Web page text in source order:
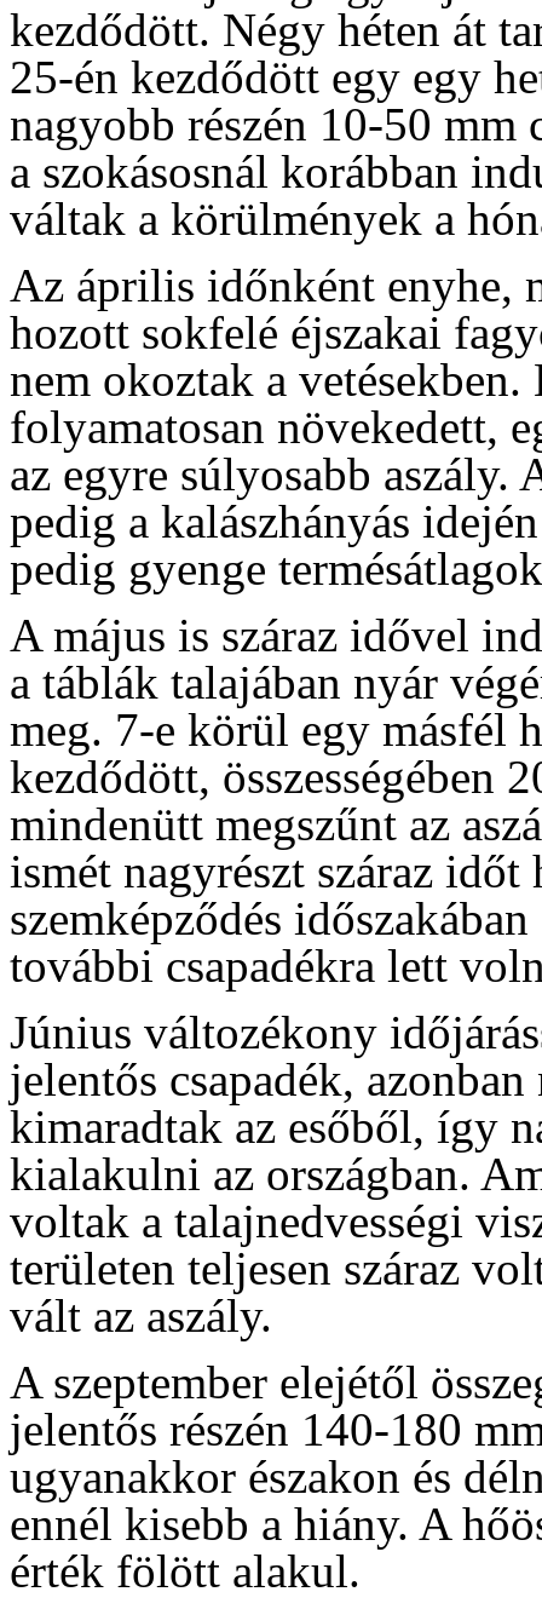
kezdődött. Négy héten át
25-én kezdődött egy egy
nagyobb részén 10-50 mm
a szokásosnál korábban
váltak a körülmények a
Az április időnként enyhe,
hozott sokfelé éjszakai
nem okoztak a
folyamatosan növekedett,
az egyre súlyosabb aszály.
pedig a kalászhányás
pedig gyenge
A május is száraz idővel
a táblák talajában nyár
meg. 7-e körül egy másfél
kezdődött, összességében
mindenütt megszűnt az
ismét nagyrészt száraz
szemképződés
további csapadékra lett
Június változékony
jelentős csapadék,
kimaradtak az esőből, így
kialakulni az országban.
voltak a talajnedvességi
területen teljesen száraz
vált az aszály.
A szeptember elejétől
jelentős részén 140-180
ugyanakkor északon és
ennél kisebb a hiány. A
érték fölött alakul.